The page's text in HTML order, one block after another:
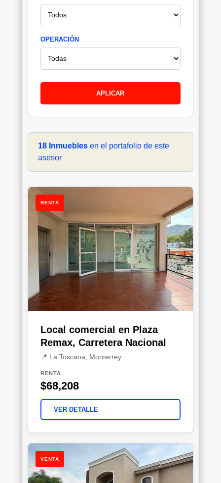
OPERACIÓN
APLICAR
18 Inmueblesen el portafolio de este
asesor
RENTA
Local comercial en Plaza
Remax, Carretera Nacional
📍 La Toscana, Monterrey
RENTA
$68,208
VER DETALLE
VENTA